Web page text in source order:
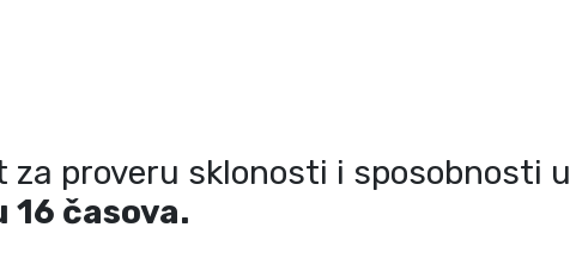
za proveru sklonosti i sposobnosti u
16 časova.